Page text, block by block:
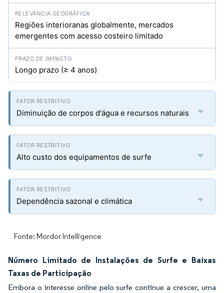
Regiões interioranas globalmente, mercados
emergentes com acesso costeiro limitado
Longo prazo (≥ 4 anos)
Diminuição de corpos d'água e recursos naturais
Alto custo dos equipamentos de surfe
Dependência sazonal e climática
Fonte: Mordor Intelligence
Número Limitado de Instalações de Surfe e Baixas
Taxas de Participação
Embora o interesse online pelo surfe continue a crescer, uma